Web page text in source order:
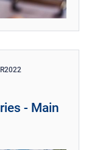
2022
- Main